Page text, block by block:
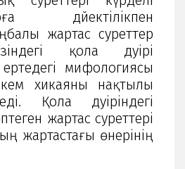
дәйектілікпен
жартас суреттер
қола дәуірі
мифологиясы
хикаяны нақтылы
Қола дәуіріндегі
жартас суреттері
жартастағы өнерінің